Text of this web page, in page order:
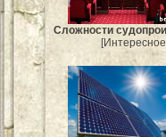
Сложности